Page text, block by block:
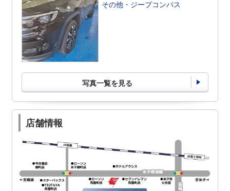
その他・ジープコンパス
写真一覧を見る
店舗情報